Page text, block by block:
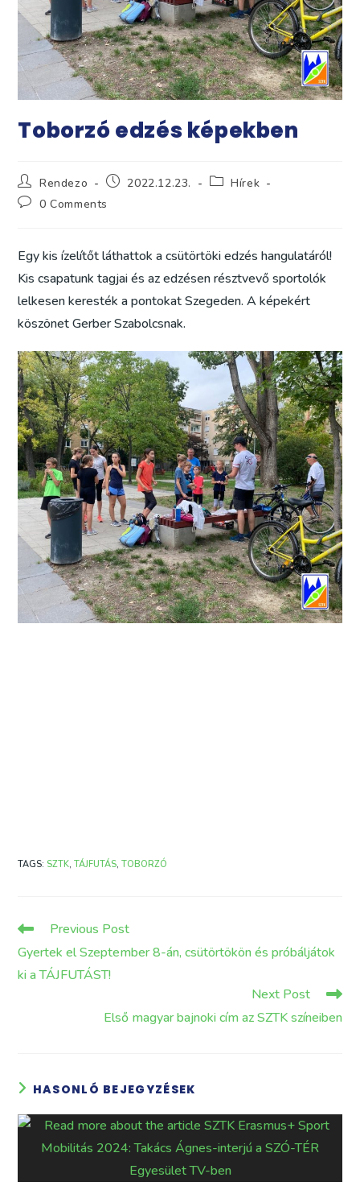
Toborzó edzés képekben
Post
author:
Rendezo
Post2022.12.23.
PostHírek
Post0 Comments
Egy kis ízelítőt láthattok a csütörtöki edzés hangulatáról!
Kis csapatunk tagjai és az edzésen résztvevő sportolók
lelkesen keresték a pontokat Szegeden. A képekért
köszönet Gerber Szabolcsnak.
TAGS: SZTK, TÁJFUTÁS, TOBORZÓ
Read
articles
Previous Post
Gyertek el Szeptember 8-án, csütörtökön és próbáljátok
ki a TÁJFUTÁST!
Next Post
Első magyar bajnoki cím az SZTK színeiben
HASONLÓ BEJEGYZÉSEK